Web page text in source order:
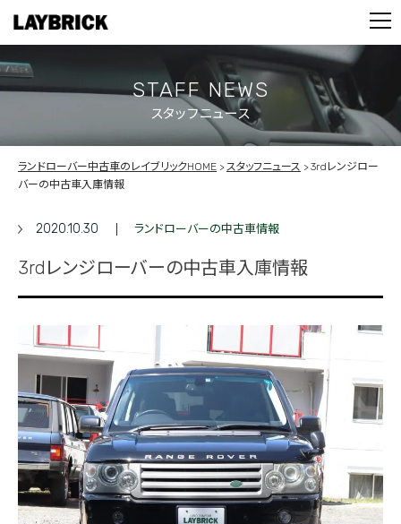
PARTS
CONTACT
PRIVACY POLICY
STAFF NEWS
スタッフニュース
ランドローバー中古車のレイブリックHOME スタッフニュース
3rdレンジロー
バーの中古車入庫情報
2020.10.30 ランドローバーの中古車情報
3rdレンジローバーの中古車入庫情報